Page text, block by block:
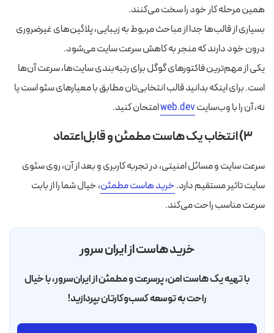
همین مرحله کار خود را سخت می‌کنند.
بسیاری از قالب‌ها جدا از مباحث مربوط به زیبایی، پلاگین‌های غیرضروری
درون خود دارند که منجر به کاهش سرعت سایت می‌شود.
یکی از مهم‌ترین فاکتورهای گوگل برای رتبه‌بندی سایت‌ها، سرعت آن‌ها
است. برای اینکه بدانید قالب انتخابی‌تان مطابق با معیارهای سئو است یا
نه، آن را با وب‌سایتweb.devامتحان کنید.
۳) انتخاب یک هاست مطمئن و قابل‌اعتماد
سرعت سایت و مسائل امنیتی، در تجربه کاربری و بعد از آن، روی سئوی
سایت تاثیر مستقیم دارد.خرید هاست مطمئن، خیال شما را از بابت
سرعت مناسب راحت می‌کند.
خرید هاست از ایران سرور
با تهیه یک هاست امن، پرسرعت و مطمئن از ایران‌سرور، با خیال
راحت به توسعه کسب‌وکارتان بپردازید!